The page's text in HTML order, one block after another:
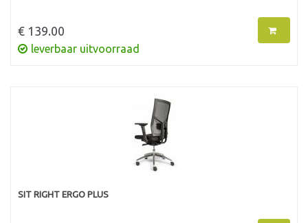
€ 139.00
leverbaar uitvoorraad
SIT RIGHT ERGO PLUS